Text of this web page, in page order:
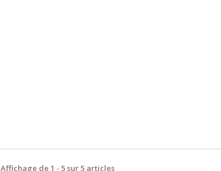
Affichage de 1 - 5 sur 5 articles